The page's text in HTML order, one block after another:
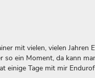
mit vielen, vielen Jahren
so ein Moment, da kann
einige Tage mit mir